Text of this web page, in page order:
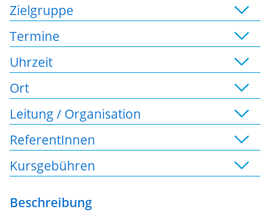
Zielgruppe
Termine
Uhrzeit
Ort
Leitung / Organisation
ReferentInnen
Kursgebühren
Beschreibung